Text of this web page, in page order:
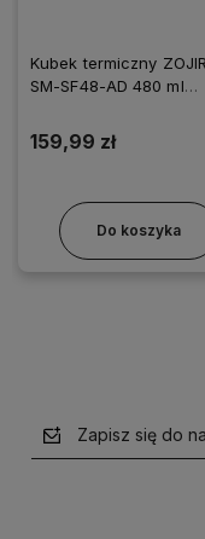
Kubek termiczny
SM-SF48-AD 480 ml
159,99 zł
Do koszyka
Zapisz się do